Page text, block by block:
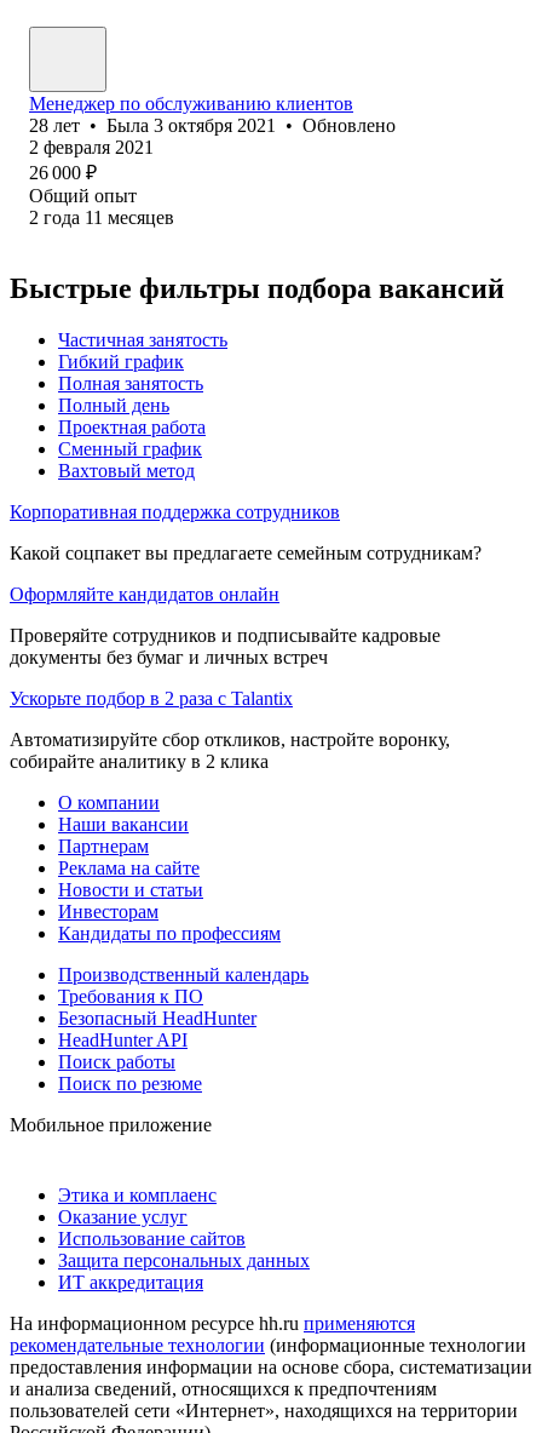
Менеджер по обслуживанию клиентов
28 лет • Была 3 октября 2021 • Обновлено
2 февраля 2021
26 000 ₽
Общий опыт
2 года 11 месяцев
Быстрые фильтры подбора вакансий
Частичная занятость
Гибкий график
Полная занятость
Полный день
Проектная работа
Сменный график
Вахтовый метод
Корпоративная поддержка сотрудников
Какой соцпакет вы предлагаете семейным сотрудникам?
Оформляйте кандидатов онлайн
Проверяйте сотрудников и подписывайте кадровые
документы без бумаг и личных встреч
Ускорьте подбор в 2 раза с Talantix
Автоматизируйте сбор откликов, настройте воронку,
собирайте аналитику в 2 клика
О компании
Наши вакансии
Партнерам
Реклама на сайте
Новости и статьи
Инвесторам
Кандидаты по профессиям
Производственный календарь
Требования к ПО
Безопасный HeadHunter
HeadHunter API
Поиск работы
Поиск по резюме
Мобильное приложение
Этика и комплаенс
Оказание услуг
Использование сайтов
Защита персональных данных
ИТ аккредитация
На информационном ресурсе hh.ru применяются
рекомендательные технологии (информационные технологии
предоставления информации на основе сбора, систематизации
и анализа сведений, относящихся к предпочтениям
пользователей сети «Интернет», находящихся на территории